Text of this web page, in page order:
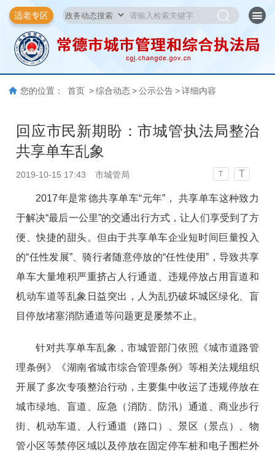
适老专区
您的位置： 首页 > 综合动态 > 公示公告 > 详细内容
回应市民新期盼：市城管执法局整治
共享单车乱象
2019-10-15 17:43 市城管局 T T
2017年是常德共享单车“元年”， 共享单车这种致力
于解决“最后一公里”的交通出行方式，让人们享受到了方
便、快捷的甜头。但由于共享单车企业短时间巨量投入
的“任性发展”、骑行者随意停放的“任性使用”，导致共享
单车大量堆积严重挤占人行通道、违规停放占用盲道和
机动车道等乱象日益突出，人为乱扔破坏城区绿化、盲
目停放堵塞消防通道等问题更是屡禁不止。
针对共享单车乱象，市城管部门依照《城市道路管
理条例》《湖南省城市综合管理条例》等相关法规组织
开展了多次专项整治行动，主要集中收运了违规停放在
城市绿地、盲道、应急（消防、防汛）通道、商业步行
街、机动车道、人行通道（路口）、景区（景点）、物
管小区等禁停区域以及停放在固定停车桩和电子围栏外